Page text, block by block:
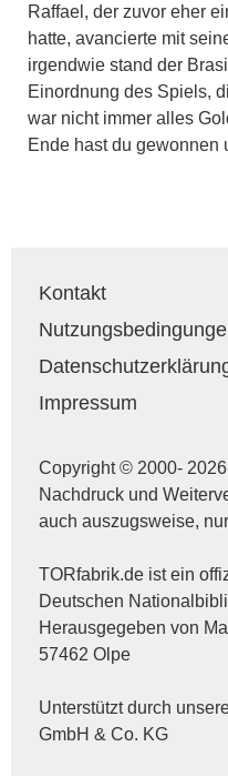
Raffael, der zuvor eher
hatte, avancierte mit
irgendwie stand der
Einordnung des Spiels,
war nicht immer alles
Ende hast du gewonnen
Kontakt
Impressum
Copyright © 2000-
Nachdruck und
auch auszugsweise,
TORfabrik.de ist ein
Deutschen
Herausgegeben von
57462 Olpe
Unterstützt durch
GmbH & Co. KG